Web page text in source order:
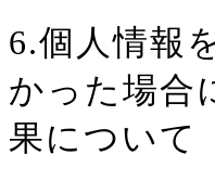
6.個人情報
かった場合
果について